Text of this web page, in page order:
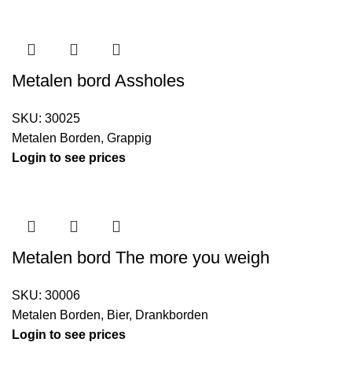
Metalen bord Assholes
SKU: 30025
Metalen Borden, Grappig
Login to see prices
Metalen bord The more you weigh
SKU: 30006
Metalen Borden, Bier, Drankborden
Login to see prices